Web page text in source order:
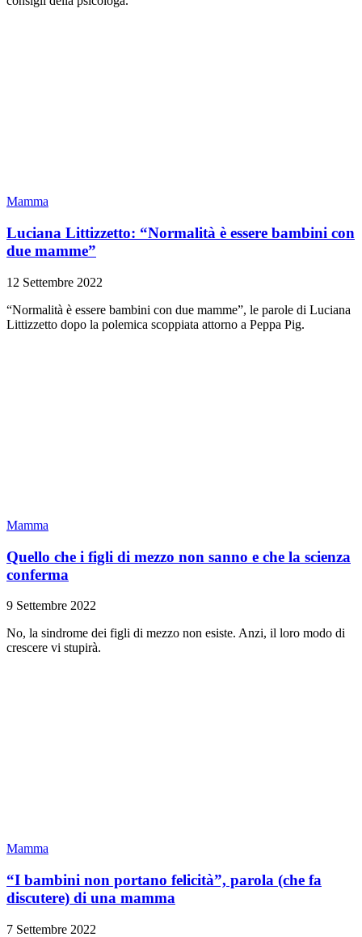
Mamma
Luciana Littizzetto: “Normalità è essere bambini con
due mamme”
12 Settembre 2022
“Normalità è essere bambini con due mamme”, le parole di Luciana
Littizzetto dopo la polemica scoppiata attorno a Peppa Pig.
Mamma
Quello che i figli di mezzo non sanno e che la scienza
conferma
9 Settembre 2022
No, la sindrome dei figli di mezzo non esiste. Anzi, il loro modo di
crescere vi stupirà.
Mamma
“I bambini non portano felicità”, parola (che fa
discutere) di una mamma
7 Settembre 2022